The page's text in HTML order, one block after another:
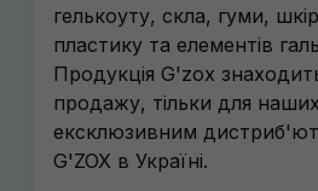
гелькоуту, скла, гуми,
пластику та елементів
Продукція G'zox
продажу, тільки для
ексклюзивним
G'ZOX в Україні.